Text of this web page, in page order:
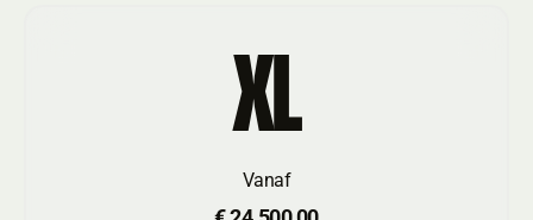
XL
Vanaf